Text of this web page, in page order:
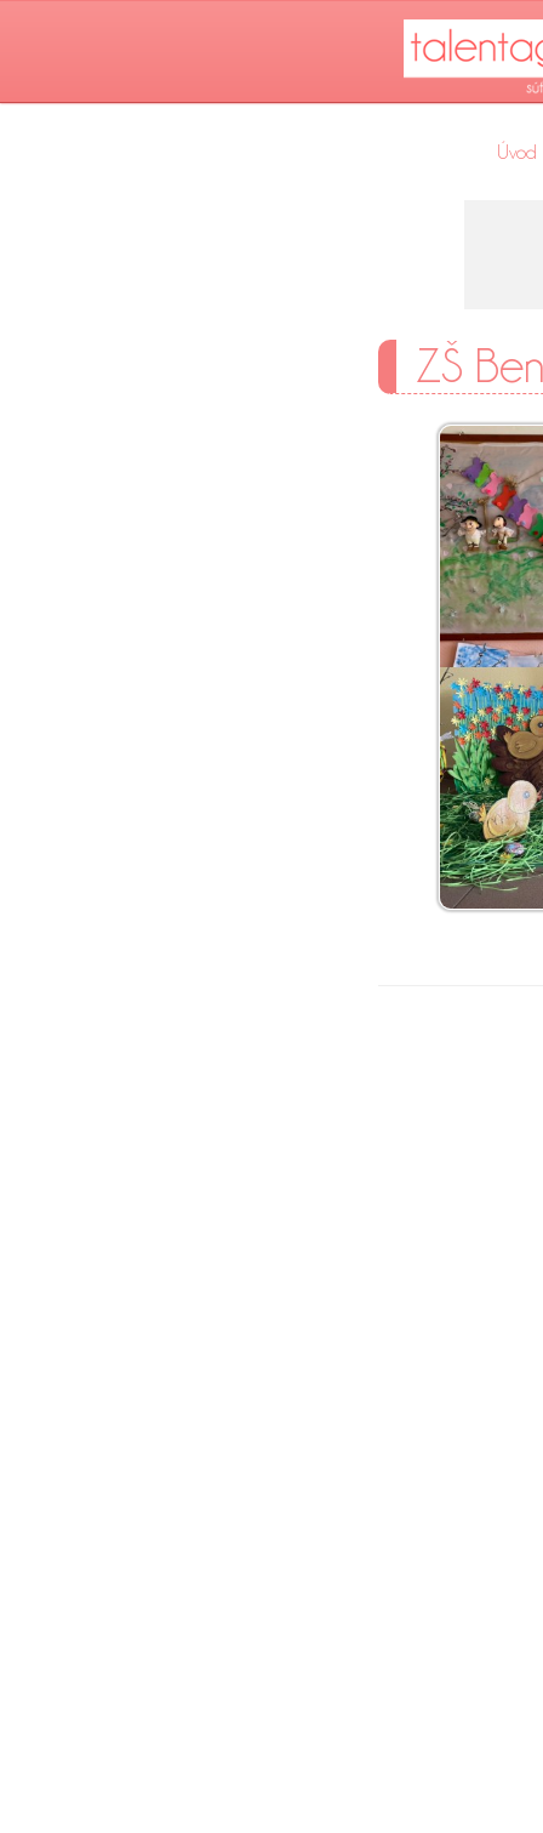
Úvod
ZŠ